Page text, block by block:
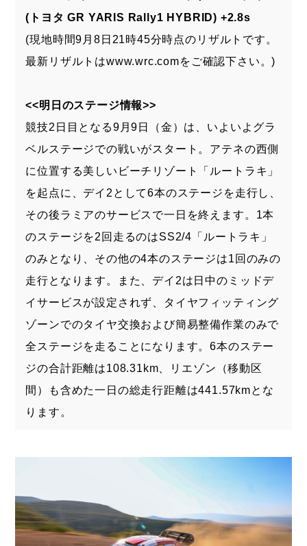
(トヨタ GR YARIS Rally1 HYBRID) +2.8s
(現地時間9月8日21時45分時点のリザルトです。
最新リザルトはwww.wrc.comをご確認下さい。)
<<明日のステージ情報>>
競技2日目となる9月9日（金）は、いよいよグラ
ベルステージでの戦いがスタート。アテネの西側
に位置する美しいビーチリゾート「ルートラキ」
を起点に、デイ2として6本のステージを走行し、
その後ラミアのサービスで一日を終えます。1本
のステージを2回走るのはSS2/4「ルートラキ」
のみとなり、その他の4本のステージは1回のみの
走行となります。また、デイ2は日中のミッドデ
イサービスが設定されず、タイヤフィッティング
ゾーンでのタイヤ交換および簡易整備作業のみで
全ステージを走ることになります。6本のステー
ジの合計距離は108.31km、リエゾン（移動区
間）も含めた一日の総走行距離は441.57kmとな
ります。